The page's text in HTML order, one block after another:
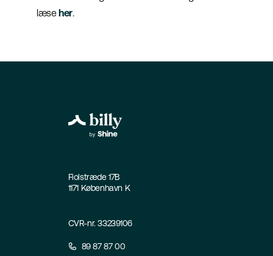
læseher.
Fiolstræde 17B
1171 København K
CVR-nr. 33239106
89 87 87 00